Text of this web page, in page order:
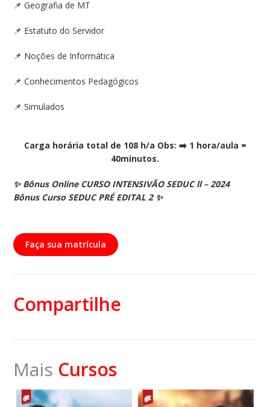
📌 Geografia de MT
📌 Estatuto do Servidor
📌 Noções de Informática
📌 Conhecimentos Pedagógicos
📌 Simulados
Carga horária total de 108 h/a Obs: ➡️1 hora/aula =
40minutos.
✨ Bônus Online CURSO INTENSIVÃO SEDUC ll – 2024
Bônus Curso SEDUC PRÉ EDITAL 2 ✨
Faça sua matrícula
Compartilhe
Mais Cursos